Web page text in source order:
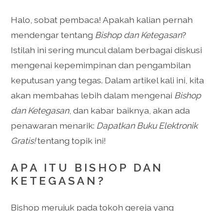
Halo, sobat pembaca! Apakah kalian pernah
mendengar tentang Bishop dan Ketegasan?
Istilah ini sering muncul dalam berbagai diskusi
mengenai kepemimpinan dan pengambilan
keputusan yang tegas. Dalam artikel kali ini, kita
akan membahas lebih dalam mengenai Bishop
dan Ketegasan, dan kabar baiknya, akan ada
penawaran menarik: Dapatkan Buku Elektronik
Gratis!tentang topik ini!
APA ITU BISHOP DAN
KETEGASAN?
Bishop merujuk pada tokoh gereja yang